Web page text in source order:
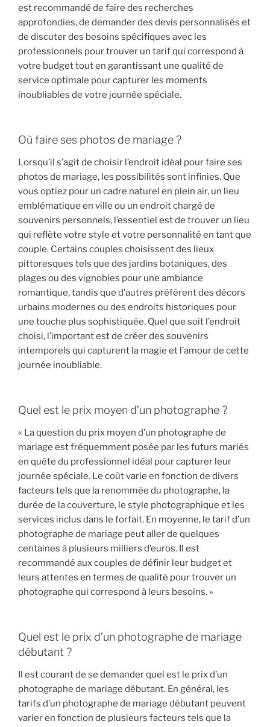
est recommandé de faire des recherches
approfondies, de demander des devis personnalisés et
de discuter des besoins spécifiques avec les
professionnels pour trouver un tarif qui correspond à
votre budget tout en garantissant une qualité de
service optimale pour capturer les moments
inoubliables de votre journée spéciale.
Où faire ses photos de mariage ?
Lorsqu’il s’agit de choisir l’endroit idéal pour faire ses
photos de mariage, les possibilités sont infinies. Que
vous optiez pour un cadre naturel en plein air, un lieu
emblématique en ville ou un endroit chargé de
souvenirs personnels, l’essentiel est de trouver un lieu
qui reflète votre style et votre personnalité en tant que
couple. Certains couples choisissent des lieux
pittoresques tels que des jardins botaniques, des
plages ou des vignobles pour une ambiance
romantique, tandis que d’autres préfèrent des décors
urbains modernes ou des endroits historiques pour
une touche plus sophistiquée. Quel que soit l’endroit
choisi, l’important est de créer des souvenirs
intemporels qui capturent la magie et l’amour de cette
journée inoubliable.
Quel est le prix moyen d’un photographe ?
« La question du prix moyen d’un photographe de
mariage est fréquemment posée par les futurs mariés
en quête du professionnel idéal pour capturer leur
journée spéciale. Le coût varie en fonction de divers
facteurs tels que la renommée du photographe, la
durée de la couverture, le style photographique et les
services inclus dans le forfait. En moyenne, le tarif d’un
photographe de mariage peut aller de quelques
centaines à plusieurs milliers d’euros. Il est
recommandé aux couples de définir leur budget et
leurs attentes en termes de qualité pour trouver un
photographe qui correspond à leurs besoins. »
Quel est le prix d’un photographe de mariage
débutant ?
Il est courant de se demander quel est le prix d’un
photographe de mariage débutant. En général, les
tarifs d’un photographe de mariage débutant peuvent
varier en fonction de plusieurs facteurs tels que la